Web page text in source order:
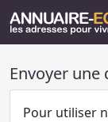
Envoyer
Pour utiliser